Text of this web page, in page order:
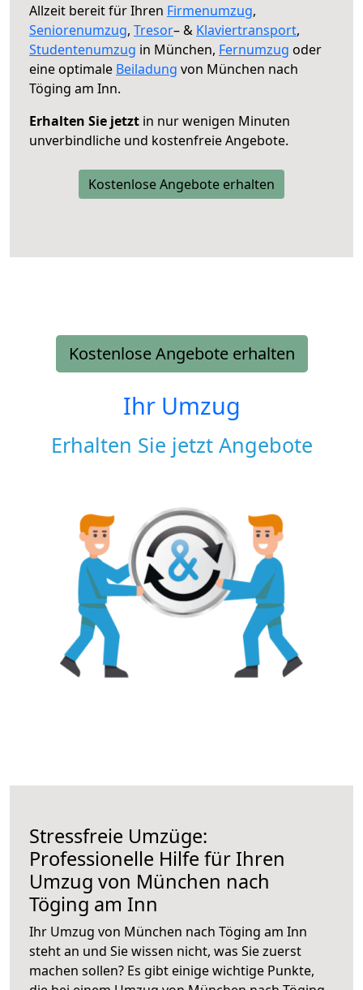
Allzeit bereit für Ihren Firmenumzug,
Seniorenumzug, Tresor– & Klaviertransport,
Studentenumzug in München, Fernumzug oder
eine optimale Beiladung von München nach
Töging am Inn.
Erhalten Sie jetzt in nur wenigen Minuten
unverbindliche und kostenfreie Angebote.
Kostenlose Angebote erhalten
Kostenlose Angebote erhalten
Ihr Umzug
Erhalten Sie jetzt Angebote
Stressfreie Umzüge:
Professionelle Hilfe für Ihren
Umzug von München nach
Töging am Inn
Ihr Umzug von München nach Töging am Inn
steht an und Sie wissen nicht, was Sie zuerst
machen sollen? Es gibt einige wichtige Punkte,